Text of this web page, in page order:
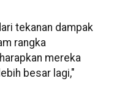
tekanan dampak
rangka
mereka
besar lagi,"